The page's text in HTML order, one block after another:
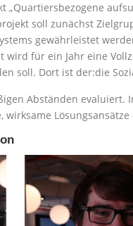
„Quartiersbezogene
soll zunächst
gewährleistet
wird für ein Jahr eine
soll. Dort ist der:die
Abständen evaluiert.